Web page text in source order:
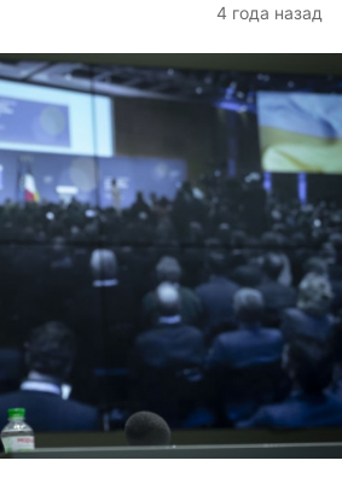
4 года назад